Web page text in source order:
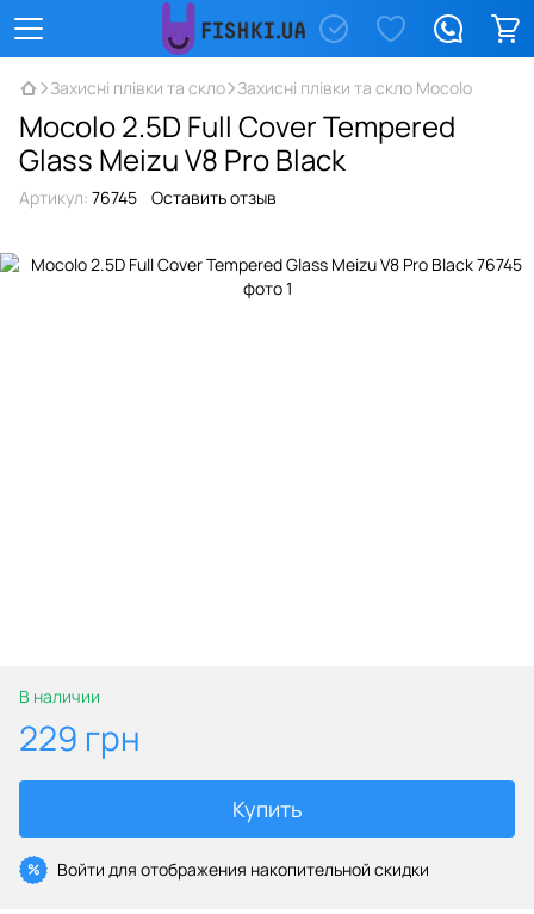
Захисні плівки та скло Захисні плівки та скло Mocolo
Mocolo 2.5D Full Cover Tempered
Glass Meizu V8 Pro Black
Артикул: 76745 Оставить отзыв
В наличии
229 грн
Купить
% Войти для отображения накопительной скидки